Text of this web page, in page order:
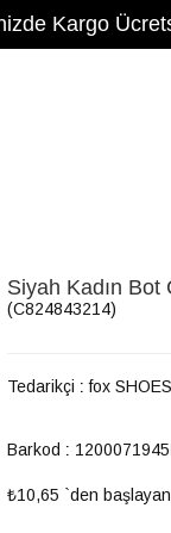
Kargo
Siyah Kadın Bot
(C824843214)
Tedarikçi : fox SHOES
Barkod : 1200071945
₺10,65 `den